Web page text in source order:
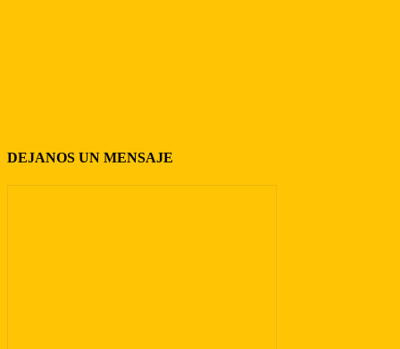
DEJANOS UN MENSAJE